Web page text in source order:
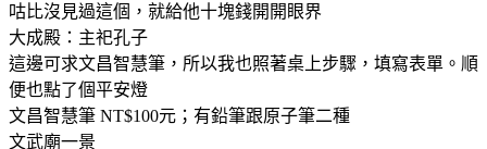
咕比沒見過這個，就給他十塊錢開開眼界
大成殿：主祀孔子
這邊可求文昌智慧筆，所以我也照著桌上步驟，填寫表單。順
便也點了個平安燈
文昌智慧筆 NT$100元；有鉛筆跟原子筆二種
文武廟一景